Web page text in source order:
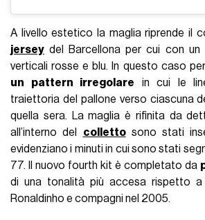
A livello estetico la maglia riprende il
jersey del Barcellona per cui con un
verticali rosse e blu. In questo caso
un pattern irregolare in cui le
traiettoria del pallone verso ciascuna
quella sera. La maglia è rifinita da
all’interno del collettosono stati
evidenziano i minuti in cui sono stati
77. Il nuovo fourth kit è completato da
di una tonalità più accesa rispetto a
Ronaldinho e compagni nel 2005.